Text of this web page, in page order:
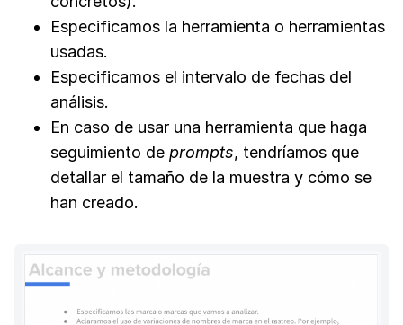
Especificamos la herramienta o herramientas
usadas.
Especificamos el intervalo de fechas del
análisis.
En caso de usar una herramienta que haga
seguimiento de prompts, tendríamos que
detallar el tamaño de la muestra y cómo se
han creado.